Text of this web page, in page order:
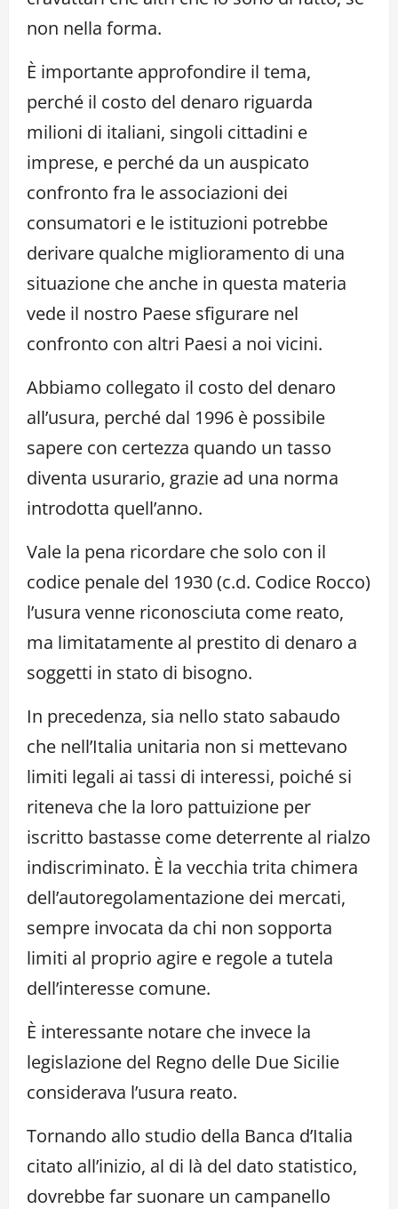
non nella forma.
È importante approfondire il tema,
perché il costo del denaro riguarda
milioni di italiani, singoli cittadini e
imprese, e perché da un auspicato
confronto fra le associazioni dei
consumatori e le istituzioni potrebbe
derivare qualche miglioramento di una
situazione che anche in questa materia
vede il nostro Paese sfigurare nel
confronto con altri Paesi a noi vicini.
Abbiamo collegato il costo del denaro
all’usura, perché dal 1996 è possibile
sapere con certezza quando un tasso
diventa usurario, grazie ad una norma
introdotta quell’anno.
Vale la pena ricordare che solo con il
codice penale del 1930 (c.d. Codice Rocco)
l’usura venne riconosciuta come reato,
ma limitatamente al prestito di denaro a
soggetti in stato di bisogno.
In precedenza, sia nello stato sabaudo
che nell’Italia unitaria non si mettevano
limiti legali ai tassi di interessi, poiché si
riteneva che la loro pattuizione per
iscritto bastasse come deterrente al rialzo
indiscriminato. È la vecchia trita chimera
dell’autoregolamentazione dei mercati,
sempre invocata da chi non sopporta
limiti al proprio agire e regole a tutela
dell’interesse comune.
È interessante notare che invece la
legislazione del Regno delle Due Sicilie
considerava l’usura reato.
Tornando allo studio della Banca d’Italia
citato all’inizio, al di là del dato statistico,
dovrebbe far suonare un campanello